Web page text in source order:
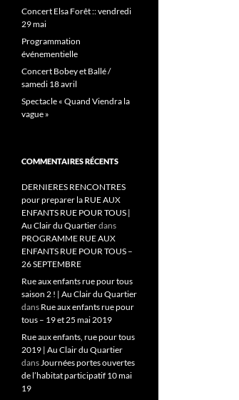
Concert Elsa Forêt :: vendredi
29 mai
Programmation
événementielle
Concert Bobey et Ballé /
samedi 18 avril
Spectacle « Quand Viendra la
vague »
COMMENTAIRES RÉCENTS
DERNIERES RENCONTRES
pour preparer la RUE AUX
ENFANTS RUE POUR TOUS |
Au Clair du Quartierdans
PROGRAMME RUE AUX
ENFANTS RUE POUR TOUS –
26 SEPTEMBRE
Rue aux enfants rue pour tous
saison 2 ! | Au Clair du Quartier
dans Rue aux enfants rue pour
tous – 19 et 25 mai 2019
Rue aux enfants, rue pour tous
2019 | Au Clair du Quartier
dansJournées portes ouvertes
de l’habitat participatif 10 mai
19